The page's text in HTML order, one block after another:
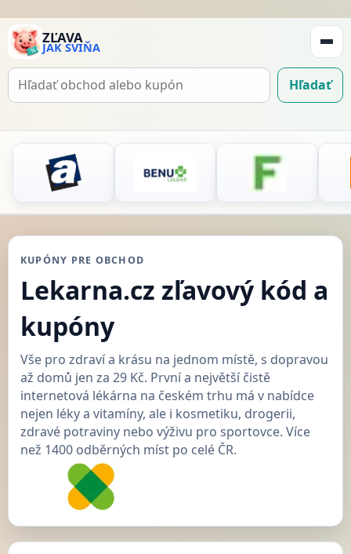
ZĽAVA
JAK SVIŇA
Hľadať
Hľadať
KUPÓNY PRE OBCHOD
Lekarna.cz zľavový kód a
kupóny
Vše pro zdraví a krásu na jednom místě, s dopravou
až domů jen za 29 Kč. První a největší čistě
internetová lékárna na českém trhu má v nabídce
nejen léky a vitamíny, ale i kosmetiku, drogerii,
zdravé potraviny nebo výživu pro sportovce. Více
než 1400 odběrných míst po celé ČR.